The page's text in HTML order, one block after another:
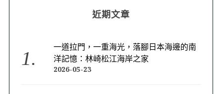
近期文章
一道拉門，一重海光，落腳日本海邊的南
洋記憶：林崎松江海岸之家
2026-05-23